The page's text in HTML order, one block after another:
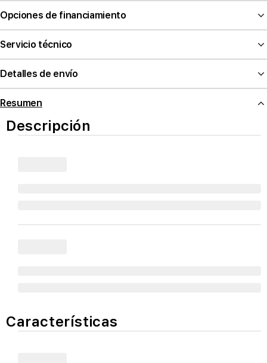
Opciones de financiamiento
Servicio técnico
Detalles de envío
Resumen
Descripción
Características